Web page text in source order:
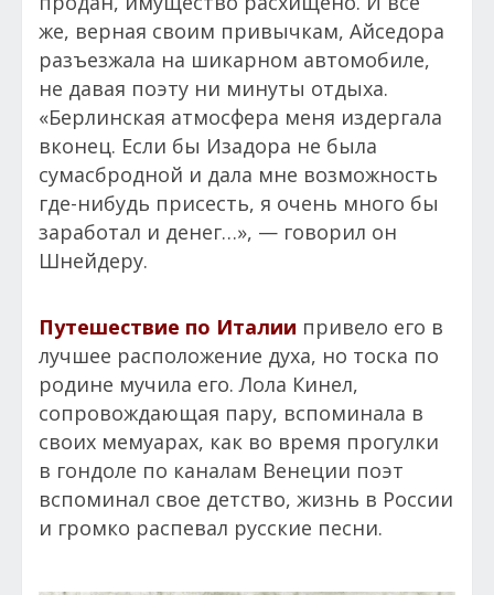
же, верная своим привычкам, Айседора
разъезжала на шикарном автомобиле,
не давая поэту ни минуты отдыха.
«Берлинская атмосфера меня издергала
вконец. Если бы Изадора не была
сумасбродной и дала мне возможность
где-нибудь присесть, я очень много бы
заработал и денег…», — говорил он
Шнейдеру.
Путешествие по Италии привело его в
лучшее расположение духа, но тоска по
родине мучила его. Лола Кинел,
сопровождающая пару, вспоминала в
своих мемуарах, как во время прогулки
в гондоле по каналам Венеции поэт
вспоминал свое детство, жизнь в России
и громко распевал русские песни.